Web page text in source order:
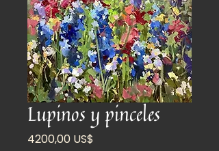
Lupinos y pinceles
4200,00 US$